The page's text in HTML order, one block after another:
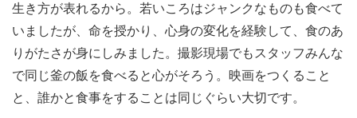
生き方が表れるから。若いころはジャンクなものも食べて
いましたが、命を授かり、心身の変化を経験して、食のあ
りがたさが身にしみました。撮影現場でもスタッフみんな
で同じ釜の飯を食べると心がそろう。映画をつくること
と、誰かと食事をすることは同じぐらい大切です。